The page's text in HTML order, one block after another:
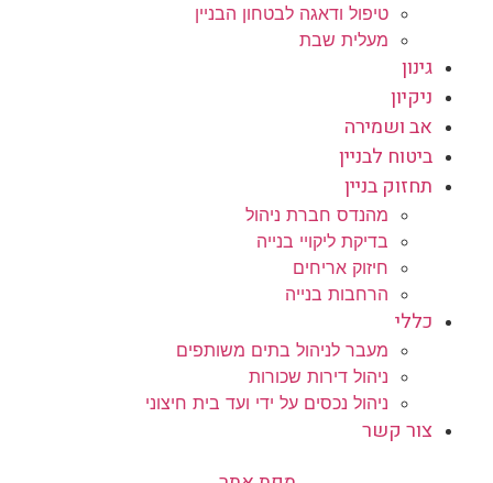
טיפול ודאגה לבטחון הבניין
מעלית שבת
גינון
ניקיון
אב ושמירה
ביטוח לבניין
תחזוק בניין
מהנדס חברת ניהול
בדיקת ליקויי בנייה
חיזוק אריחים
הרחבות בנייה
כללי
מעבר לניהול בתים משותפים
ניהול דירות שכורות
ניהול נכסים על ידי ועד בית חיצוני
צור קשר